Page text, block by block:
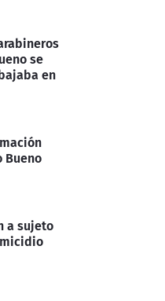
se
en
Bueno
a sujeto